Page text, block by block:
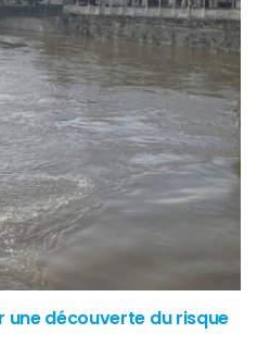
une découverte du risque